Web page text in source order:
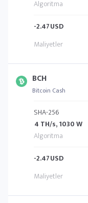
-2.47USD
BCH
Bitcoin Cash
SHA-256
4 TH/s, 1030 W
-2.47USD